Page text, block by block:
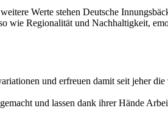
Werte stehen Deutsche
wie Regionalität und Nachhaltigkeit,
und erfreuen damit seit jeher
und lassen dank ihrer Hände